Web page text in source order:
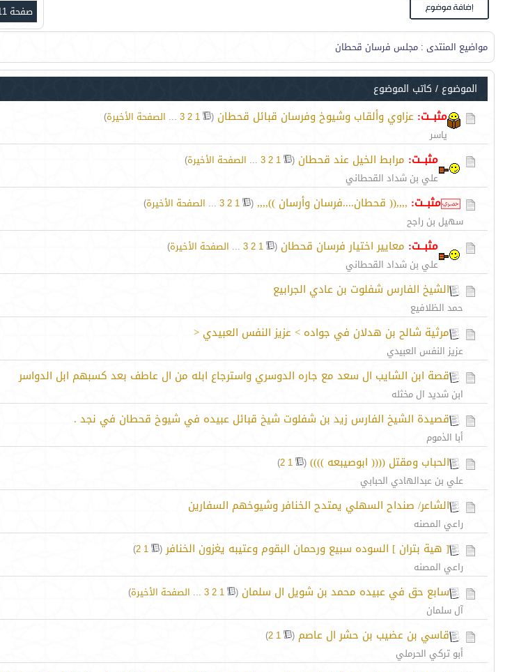
صفحة 11 من 38
مواضيع المنتدى : مجلس فرسان قحطان
الموضوع / كاتب الموضوع
مثبــت: عزاوي وألقاب وشيوخ وفرسان قبائل قحطان (
1
2
3
... الصفحة الأخيرة)
ياسر
مثبــت: مرابط الخيل عند قحطان (
1
2
3
... الصفحة الأخيرة)
علي بن شداد القحطاني
مثبــت: ,,,,(( قحطان....فرسان وأرسان )),,,, (
1
2
3
... الصفحة الأخيرة)
سهيل بن راجح
مثبــت: معايير اختيار فرسان قحطان (
1
2
3
... الصفحة الأخيرة)
علي بن شداد القحطاني
الشيخ الفارس شفلوت بن عادي الجرابيع
حمد الظلافيع
مرثية شالح بن هدلان في جواده > عزيز النفس العبيدي <
عزيز النفس العبيدي
قصة ابن الشايب ال سعد مع جاره الدوسري واسترجاع ابله من ال عاطف بعد كسبهم ابل الدواسر
ابن شديد ال مخثله
قصيدة الشيخ الفارس زيد بن شفلوت شيخ قبائل عبيده في شيوخ قحطان في نجد .
أبا الذموم
الحباب ومقتل (((( ابوصيبعه )))) (
1
2
)
علي بن عبدالهادي الحبابي
الشاعر/ صنداح السهلي يمتدح الخنافر وشيوخهم السفارين
راعي المصنه
[ هية بتران ] السوده سبيع ورحمان البقوم وعتيبه يغزون الخنافر‏
(
1
2
)
راعي المصنه
سابع حق في عبيده محمد بن شويل ال سلمان (
1
2
3
... الصفحة الأخيرة)
آل سلمان
قاسي بن عضيب بن حشر ال عاصم (
1
2
)
أبو تركي الحرملي